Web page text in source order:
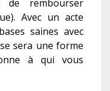
de rembourser
Avec un acte
saines avec
sera une forme
à qui vous